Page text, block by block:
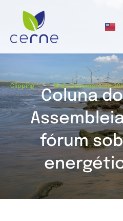
Clipping / 14 de dezembro de
Coluna
fórum